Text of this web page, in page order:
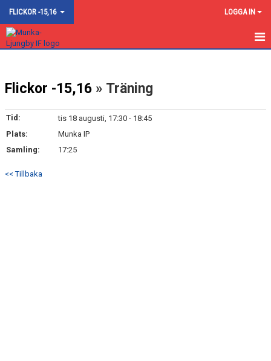
FLICKOR -15,16 LOGGA IN
NYHETER
KALENDER
MATCHER
Flickor -15,16 » Träning
Tid:
tis 18 augusti, 17:30 - 18:45
Plats:
Munka IP
Samling:
17:25
<< Tillbaka